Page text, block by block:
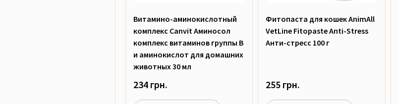
Витамино-аминокислотный
комплекс Canvit Аминосол
комплекс витаминов группы B
и аминокислот для домашних
животных 30 мл
234 грн.
Фитопаста для кошек AnimAll
VetLine Fitopaste Anti-Stress
Анти-стресс 100 г
255 грн.